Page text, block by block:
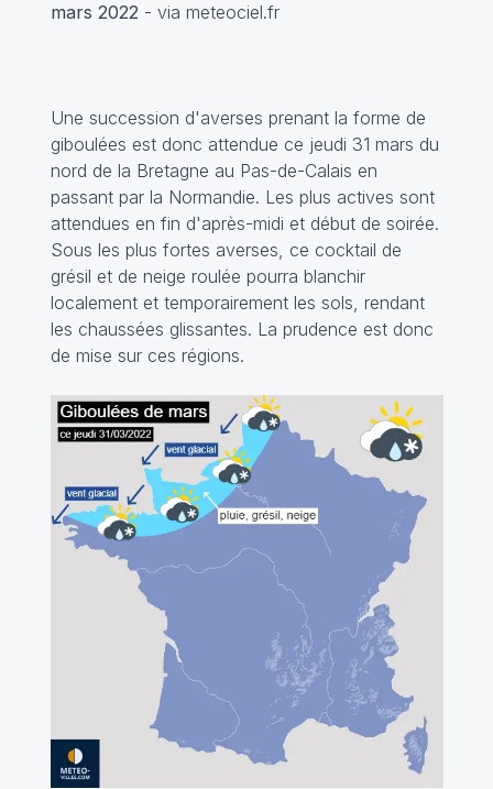
mars 2022 - via meteociel.fr
Une succession d'averses prenant la forme de
giboulées est donc attendue ce jeudi 31 mars du
nord de la Bretagne au Pas-de-Calais en
passant par la Normandie. Les plus actives sont
attendues en fin d'après-midi et début de soirée.
Sous les plus fortes averses, ce cocktail de
grésil et de neige roulée pourra blanchir
localement et temporairement les sols, rendant
les chaussées glissantes. La prudence est donc
de mise sur ces régions.